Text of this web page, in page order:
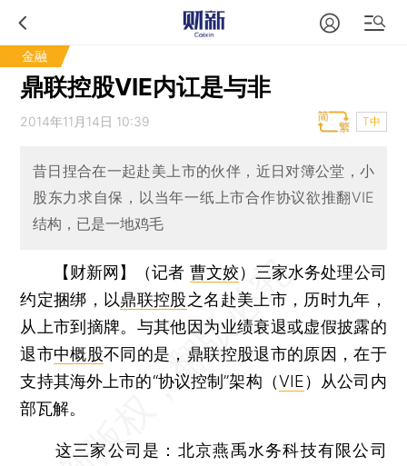
金融
鼎联控股VIE内讧是与非
2014年11月14日 10:39 T中
昔日捏合在一起赴美上市的伙伴，近日对簿公堂，小
股东力求自保，以当年一纸上市合作协议欲推翻VIE
结构，已是一地鸡毛
【财新网】（记者 曹文姣） 三家水务处理公司
约定捆绑，以鼎联控股之名赴美上市，历时九年，
从上市到摘牌。与其他因为业绩衰退或虚假披露的
退市中概股不同的是，鼎联控股退市的原因，在于
支持其海外上市的“协议控制”架构（VIE）从公司内
部瓦解。
这三家公司是：北京燕禹水务科技有限公司